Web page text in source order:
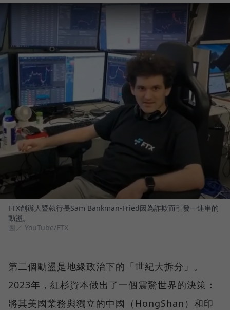
FTX創辦人暨執行長Sam Bankman-Fried因為詐欺而引發一連串的
動盪。
圖／ YouTube/FTX
第二個動盪是地緣政治下的「世紀大拆分」。
2023年，紅杉資本做出了一個震驚世界的決策：
將其美國業務與獨立的中國（HongShan）和印